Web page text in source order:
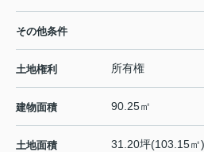
その他条件
土地権利 所有権
建物面積 90.25㎡
土地面積 31.20坪(103.15㎡)